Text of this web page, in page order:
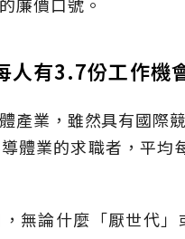
人有3.7份工作機
產業，雖然具有國際
體業的求職者，平
無論什麼「厭世代